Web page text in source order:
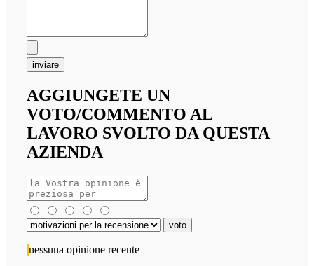
inviare
AGGIUNGETE UN
VOTO/COMMENTO AL
LAVORO SVOLTO DA QUESTA
AZIENDA
nessuna opinione recente